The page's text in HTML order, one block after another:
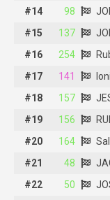
#14
98
#15
137
#16
254
#17
141
#18
157
#19
156
#20
164
#21
48
#22
50
#14
JORGE NONNAST GONZALEZ
#15
137
JORGE SALAZAR CABALLERO
#16
254
Ruben García Rueda
#17
141
Ionica Chirculete Balteanu
#18
157
JESÚS LORENZO RUBIALES
#19
156
RUBÉN LEVÍ LARA SÁNCHEZ
#20
164
Salvador Monfort de sosa
#21
JACINTO ISRAEL GRIJALVA ERAZO
#22
JOSE LUIS MARTINEZ HERVAS